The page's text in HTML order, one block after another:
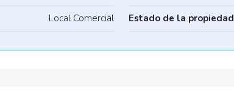
Local Comercial Estado de la propiedad